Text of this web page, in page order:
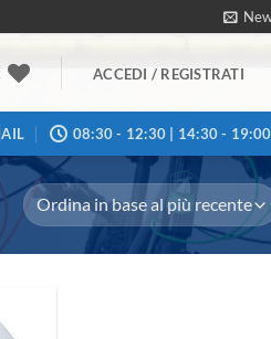
ACCEDI / REGISTRATI
08:30 - 12:30 | 14:30 - 19:00